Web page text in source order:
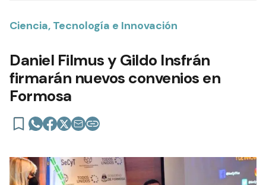
Ciencia, Tecnología e Innovación
Daniel Filmus y Gildo Insfrán
firmarán nuevos convenios en
Formosa